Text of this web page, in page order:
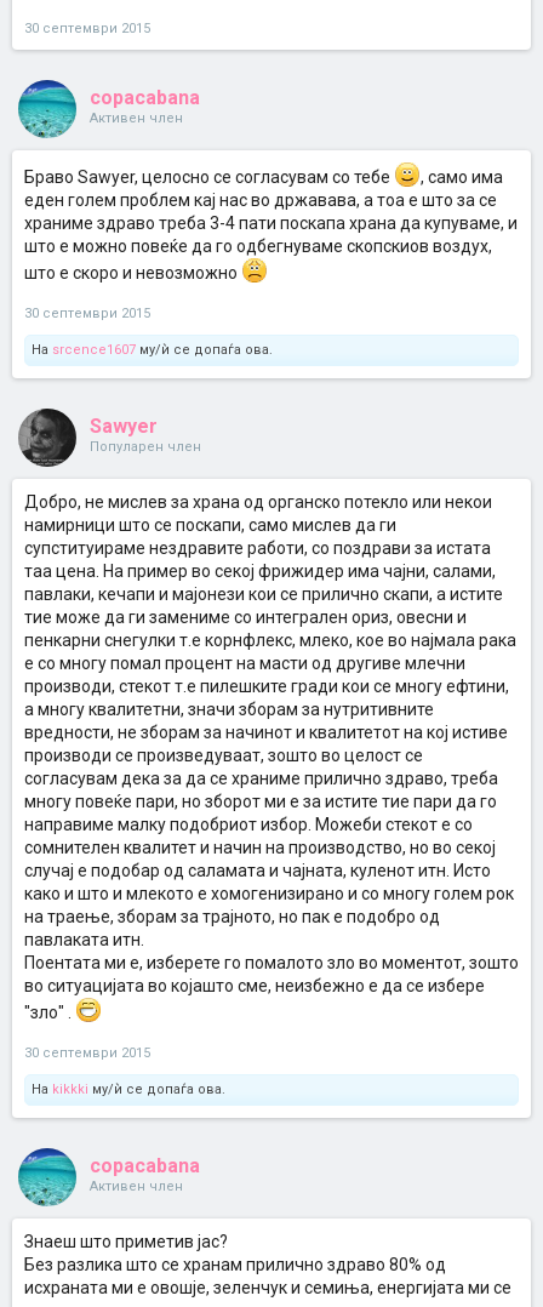
30 септември 2015
copacabana
Активен член
Браво Sawyer, целосно се согласувам со тебе
, само има
еден голем проблем кај нас во државава, а тоа е што за се
храниме здраво треба 3-4 пати поскапа храна да купуваме, и
што е можно повеќе да го одбегнуваме скопскиов воздух,
што е скоро и невозможно
30 септември 2015
На srcence1607 му/ѝ се допаѓа ова.
Sawyer
Популарен член
Добро, не мислев за храна од органско потекло или некои
намирници што се поскапи, само мислев да ги
супституираме нездравите работи, со поздрави за истата
таа цена. На пример во секој фрижидер има чајни, салами,
павлаки, кечапи и мајонези кои се прилично скапи, а истите
тие може да ги замениме со интегрален ориз, овесни и
пенкарни снегулки т.е корнфлекс, млеко, кое во најмала рака
е со многу помал процент на масти од другиве млечни
производи, стекот т.е пилешките гради кои се многу ефтини,
а многу квалитетни, значи зборам за нутритивните
вредности, не зборам за начинот и квалитетот на кој истиве
производи се произведуваат, зошто во целост се
согласувам дека за да се храниме прилично здраво, треба
многу повеќе пари, но зборот ми е за истите тие пари да го
направиме малку подобриот избор. Можеби стекот е со
сомнителен квалитет и начин на производство, но во секој
случај е подобар од саламата и чајната, куленот итн. Исто
како и што и млекото е хомогенизирано и со многу голем рок
на траење, зборам за трајното, но пак е подобро од
павлаката итн.
Поентата ми е, изберете го помалото зло во моментот, зошто
во ситуацијата во којашто сме, неизбежно е да се избере
"зло" .
30 септември 2015
На kikkki му/ѝ се допаѓа ова.
copacabana
Активен член
Знаеш што приметив јас?
Без разлика што се хранам прилично здраво 80% од
исхраната ми е овошје, зеленчук и семиња, енергијата ми се